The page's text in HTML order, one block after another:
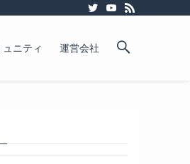
ュニティ 運営会社